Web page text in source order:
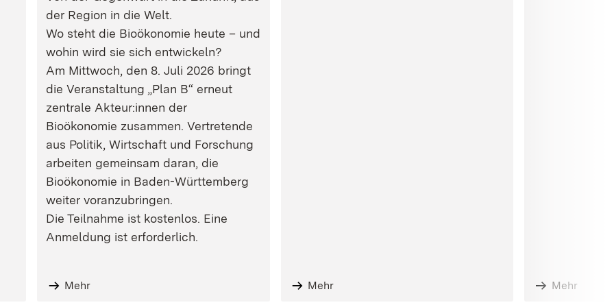
der Region in die Welt.
Wo steht die Bioökonomie heute – und
wohin wird sie sich entwickeln?
Am Mittwoch, den 8. Juli 2026 bringt
die Veranstaltung „Plan B“ erneut
zentrale Akteur:innen der
Bioökonomie zusammen. Vertretende
aus Politik, Wirtschaft und Forschung
arbeiten gemeinsam daran, die
Bioökonomie in Baden-Württemberg
weiter voranzubringen.
Die Teilnahme ist kostenlos. Eine
Anmeldung ist erforderlich.
Mehr Mehr Mehr